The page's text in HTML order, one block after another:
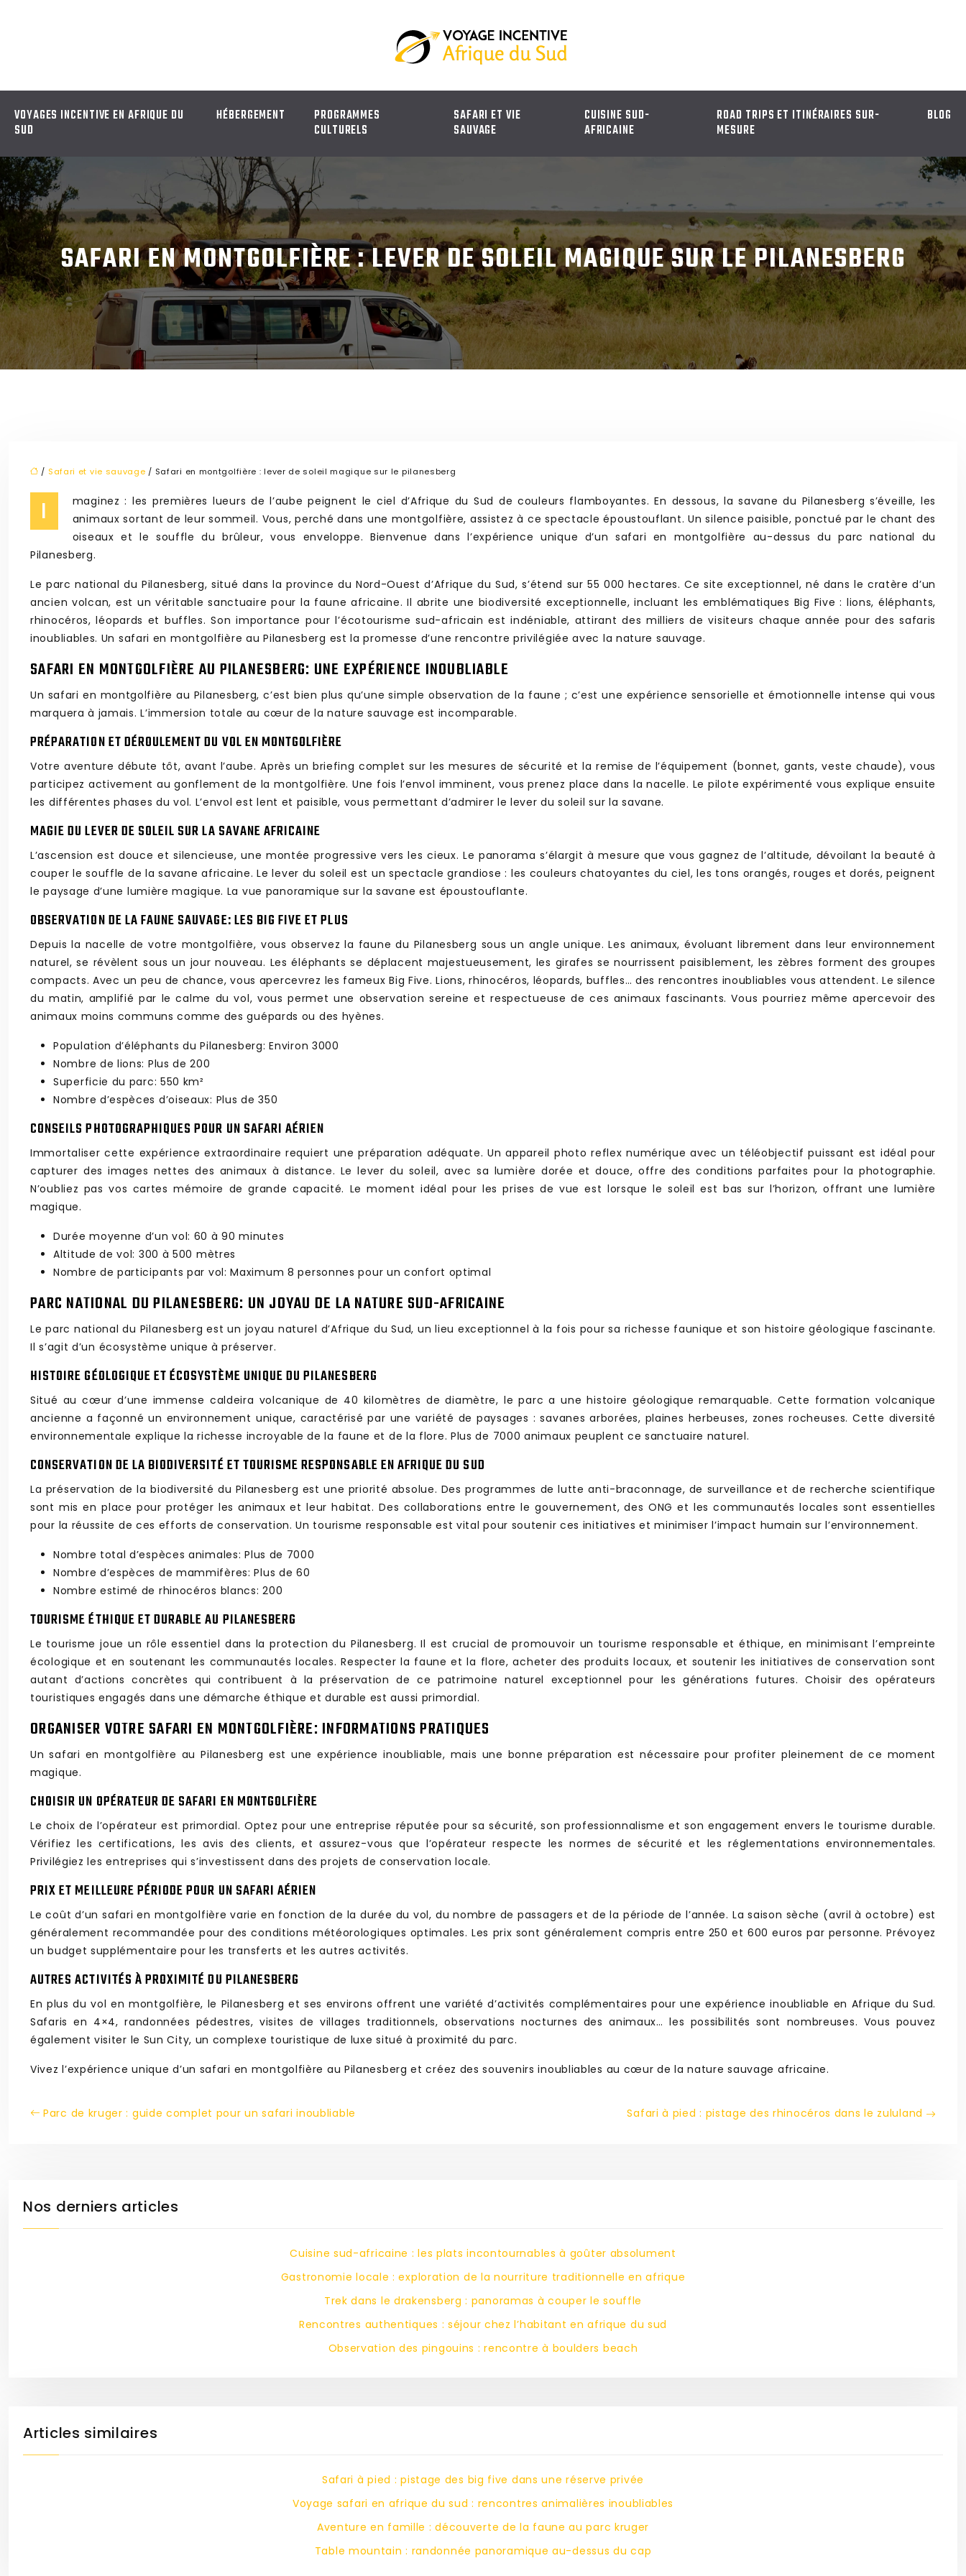
VOYAGES INCENTIVE EN AFRIQUE DU
SUD
HÉBERGEMENT
PROGRAMMES
CULTURELS
SAFARI ET VIE
SAUVAGE
CUISINE SUD-
AFRICAINE
ROAD TRIPS ET ITINÉRAIRES SUR-
MESURE
BLOG
SAFARI EN MONTGOLFIÈRE : LEVER DE SOLEIL MAGIQUE SUR LE PILANESBERG
/ Safari et vie sauvage / Safari en montgolfière : lever de soleil magique sur le pilanesberg
I
maginez : les premières lueurs de l’aube peignent le ciel d’Afrique du Sud de couleurs flamboyantes. En dessous, la savane du Pilanesberg s’éveille, les
animaux sortant de leur sommeil. Vous, perché dans une montgolfière, assistez à ce spectacle époustouflant. Un silence paisible, ponctué par le chant des
oiseaux et le souffle du brûleur, vous enveloppe. Bienvenue dans l’expérience unique d’un safari en montgolfière au-dessus du parc national du
Pilanesberg.
Le parc national du Pilanesberg, situé dans la province du Nord-Ouest d’Afrique du Sud, s’étend sur 55 000 hectares. Ce site exceptionnel, né dans le cratère d’un
ancien volcan, est un véritable sanctuaire pour la faune africaine. Il abrite une biodiversité exceptionnelle, incluant les emblématiques Big Five : lions, éléphants,
rhinocéros, léopards et buffles. Son importance pour l’écotourisme sud-africain est indéniable, attirant des milliers de visiteurs chaque année pour des safaris
inoubliables. Un safari en montgolfière au Pilanesberg est la promesse d’une rencontre privilégiée avec la nature sauvage.
SAFARI EN MONTGOLFIÈRE AU PILANESBERG: UNE EXPÉRIENCE INOUBLIABLE
Un safari en montgolfière au Pilanesberg, c’est bien plus qu’une simple observation de la faune ; c’est une expérience sensorielle et émotionnelle intense qui vous
marquera à jamais. L’immersion totale au cœur de la nature sauvage est incomparable.
PRÉPARATION ET DÉROULEMENT DU VOL EN MONTGOLFIÈRE
Votre aventure débute tôt, avant l’aube. Après un briefing complet sur les mesures de sécurité et la remise de l’équipement (bonnet, gants, veste chaude), vous
participez activement au gonflement de la montgolfière. Une fois l’envol imminent, vous prenez place dans la nacelle. Le pilote expérimenté vous explique ensuite
les différentes phases du vol. L’envol est lent et paisible, vous permettant d’admirer le lever du soleil sur la savane.
MAGIE DU LEVER DE SOLEIL SUR LA SAVANE AFRICAINE
L’ascension est douce et silencieuse, une montée progressive vers les cieux. Le panorama s’élargit à mesure que vous gagnez de l’altitude, dévoilant la beauté à
couper le souffle de la savane africaine. Le lever du soleil est un spectacle grandiose : les couleurs chatoyantes du ciel, les tons orangés, rouges et dorés, peignent
le paysage d’une lumière magique. La vue panoramique sur la savane est époustouflante.
OBSERVATION DE LA FAUNE SAUVAGE: LES BIG FIVE ET PLUS
Depuis la nacelle de votre montgolfière, vous observez la faune du Pilanesberg sous un angle unique. Les animaux, évoluant librement dans leur environnement
naturel, se révèlent sous un jour nouveau. Les éléphants se déplacent majestueusement, les girafes se nourrissent paisiblement, les zèbres forment des groupes
compacts. Avec un peu de chance, vous apercevrez les fameux Big Five. Lions, rhinocéros, léopards, buffles… des rencontres inoubliables vous attendent. Le silence
du matin, amplifié par le calme du vol, vous permet une observation sereine et respectueuse de ces animaux fascinants. Vous pourriez même apercevoir des
animaux moins communs comme des guépards ou des hyènes.
Population d’éléphants du Pilanesberg: Environ 3000
Nombre de lions: Plus de 200
Superficie du parc: 550 km²
Nombre d’espèces d’oiseaux: Plus de 350
CONSEILS PHOTOGRAPHIQUES POUR UN SAFARI AÉRIEN
Immortaliser cette expérience extraordinaire requiert une préparation adéquate. Un appareil photo reflex numérique avec un téléobjectif puissant est idéal pour
capturer des images nettes des animaux à distance. Le lever du soleil, avec sa lumière dorée et douce, offre des conditions parfaites pour la photographie.
N’oubliez pas vos cartes mémoire de grande capacité. Le moment idéal pour les prises de vue est lorsque le soleil est bas sur l’horizon, offrant une lumière
magique.
Durée moyenne d’un vol: 60 à 90 minutes
Altitude de vol: 300 à 500 mètres
Nombre de participants par vol: Maximum 8 personnes pour un confort optimal
PARC NATIONAL DU PILANESBERG: UN JOYAU DE LA NATURE SUD-AFRICAINE
Le parc national du Pilanesberg est un joyau naturel d’Afrique du Sud, un lieu exceptionnel à la fois pour sa richesse faunique et son histoire géologique fascinante.
Il s’agit d’un écosystème unique à préserver.
HISTOIRE GÉOLOGIQUE ET ÉCOSYSTÈME UNIQUE DU PILANESBERG
Situé au cœur d’une immense caldeira volcanique de 40 kilomètres de diamètre, le parc a une histoire géologique remarquable. Cette formation volcanique
ancienne a façonné un environnement unique, caractérisé par une variété de paysages : savanes arborées, plaines herbeuses, zones rocheuses. Cette diversité
environnementale explique la richesse incroyable de la faune et de la flore. Plus de 7000 animaux peuplent ce sanctuaire naturel.
CONSERVATION DE LA BIODIVERSITÉ ET TOURISME RESPONSABLE EN AFRIQUE DU SUD
La préservation de la biodiversité du Pilanesberg est une priorité absolue. Des programmes de lutte anti-braconnage, de surveillance et de recherche scientifique
sont mis en place pour protéger les animaux et leur habitat. Des collaborations entre le gouvernement, des ONG et les communautés locales sont essentielles
pour la réussite de ces efforts de conservation. Un tourisme responsable est vital pour soutenir ces initiatives et minimiser l’impact humain sur l’environnement.
Nombre total d’espèces animales: Plus de 7000
Nombre d’espèces de mammifères: Plus de 60
Nombre estimé de rhinocéros blancs: 200
TOURISME ÉTHIQUE ET DURABLE AU PILANESBERG
Le tourisme joue un rôle essentiel dans la protection du Pilanesberg. Il est crucial de promouvoir un tourisme responsable et éthique, en minimisant l’empreinte
écologique et en soutenant les communautés locales. Respecter la faune et la flore, acheter des produits locaux, et soutenir les initiatives de conservation sont
autant d’actions concrètes qui contribuent à la préservation de ce patrimoine naturel exceptionnel pour les générations futures. Choisir des opérateurs
touristiques engagés dans une démarche éthique et durable est aussi primordial.
ORGANISER VOTRE SAFARI EN MONTGOLFIÈRE: INFORMATIONS PRATIQUES
Un safari en montgolfière au Pilanesberg est une expérience inoubliable, mais une bonne préparation est nécessaire pour profiter pleinement de ce moment
magique.
CHOISIR UN OPÉRATEUR DE SAFARI EN MONTGOLFIÈRE
Le choix de l’opérateur est primordial. Optez pour une entreprise réputée pour sa sécurité, son professionnalisme et son engagement envers le tourisme durable.
Vérifiez les certifications, les avis des clients, et assurez-vous que l’opérateur respecte les normes de sécurité et les réglementations environnementales.
Privilégiez les entreprises qui s’investissent dans des projets de conservation locale.
PRIX ET MEILLEURE PÉRIODE POUR UN SAFARI AÉRIEN
Le coût d’un safari en montgolfière varie en fonction de la durée du vol, du nombre de passagers et de la période de l’année. La saison sèche (avril à octobre) est
généralement recommandée pour des conditions météorologiques optimales. Les prix sont généralement compris entre 250 et 600 euros par personne. Prévoyez
un budget supplémentaire pour les transferts et les autres activités.
AUTRES ACTIVITÉS À PROXIMITÉ DU PILANESBERG
En plus du vol en montgolfière, le Pilanesberg et ses environs offrent une variété d’activités complémentaires pour une expérience inoubliable en Afrique du Sud.
Safaris en 4×4, randonnées pédestres, visites de villages traditionnels, observations nocturnes des animaux… les possibilités sont nombreuses. Vous pouvez
également visiter le Sun City, un complexe touristique de luxe situé à proximité du parc.
Vivez l’expérience unique d’un safari en montgolfière au Pilanesberg et créez des souvenirs inoubliables au cœur de la nature sauvage africaine.
Parc de kruger : guide complet pour un safari inoubliable Safari à pied : pistage des rhinocéros dans le zululand
Nos derniers articles
Cuisine sud-africaine : les plats incontournables à goûter absolument
Gastronomie locale : exploration de la nourriture traditionnelle en afrique
Trek dans le drakensberg : panoramas à couper le souffle
Rencontres authentiques : séjour chez l’habitant en afrique du sud
Observation des pingouins : rencontre à boulders beach
Articles similaires
Safari à pied : pistage des big five dans une réserve privée
Voyage safari en afrique du sud : rencontres animalières inoubliables
Aventure en famille : découverte de la faune au parc kruger
Table mountain : randonnée panoramique au-dessus du cap